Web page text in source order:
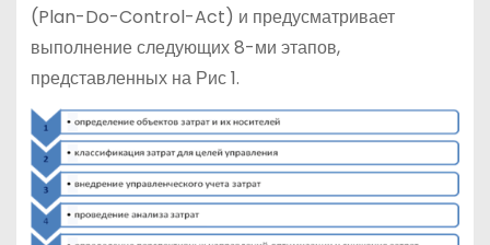
(Plan-Do-Control-Act) и предусматривает
выполнение следующих 8-ми этапов,
представленных на Рис 1.